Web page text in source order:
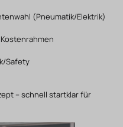
(Pneumatik/Elektrik)
Safety
– schnell startklar für